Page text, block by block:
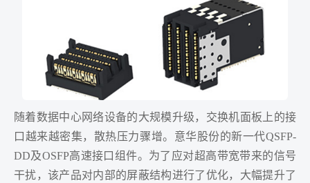
随着数据中心网络设备的大规模升级，交换机面板上的接
口越来越密集，散热压力骤增。意华股份的新一代QSFP-
DD及OSFP高速接口组件。为了应对超高带宽带来的信号
干扰，该产品对内部的屏蔽结构进行了优化，大幅提升了